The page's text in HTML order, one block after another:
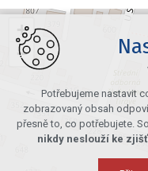
+
−
Potřebujeme nastavit
zobrazovaný obsah
přesně to, co potřebujete.
nikdy neslouží ke